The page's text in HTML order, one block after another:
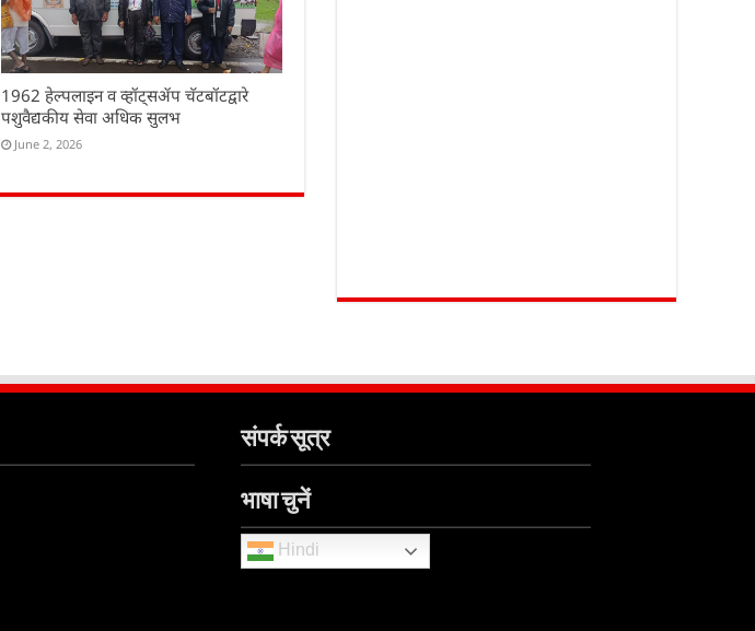
1962 हेल्पलाइन व व्हॉट्सॲप चॅटबॉटद्वारे
पशुवैद्यकीय सेवा अधिक सुलभ
June 2, 2026
संपर्क सूत्र
भाषा चुनें
Hindi